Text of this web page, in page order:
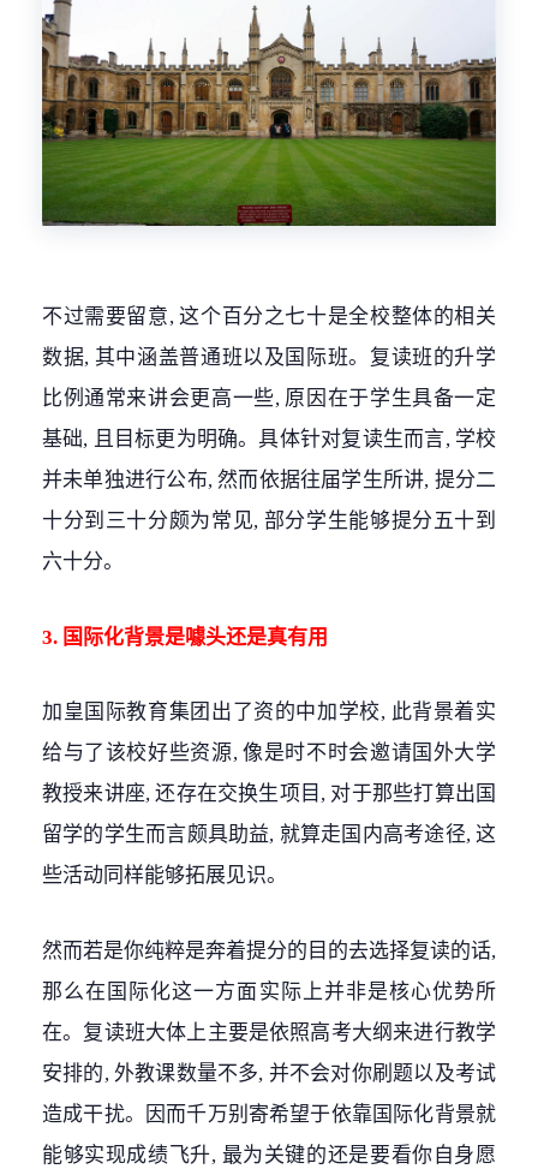
不过需要留意, 这个百分之七十是全校整体的相关
数据, 其中涵盖普通班以及国际班。复读班的升学
比例通常来讲会更高一些, 原因在于学生具备一定
基础, 且目标更为明确。具体针对复读生而言, 学校
并未单独进行公布, 然而依据往届学生所讲, 提分二
十分到三十分颇为常见, 部分学生能够提分五十到
六十分。
3. 国际化背景是噱头还是真有用
加皇国际教育集团出了资的中加学校, 此背景着实
给与了该校好些资源, 像是时不时会邀请国外大学
教授来讲座, 还存在交换生项目, 对于那些打算出国
留学的学生而言颇具助益, 就算走国内高考途径, 这
些活动同样能够拓展见识。
然而若是你纯粹是奔着提分的目的去选择复读的话,
那么在国际化这一方面实际上并非是核心优势所
在。复读班大体上主要是依照高考大纲来进行教学
安排的, 外教课数量不多, 并不会对你刷题以及考试
造成干扰。因而千万别寄希望于依靠国际化背景就
能够实现成绩飞升, 最为关键的还是要看你自身愿